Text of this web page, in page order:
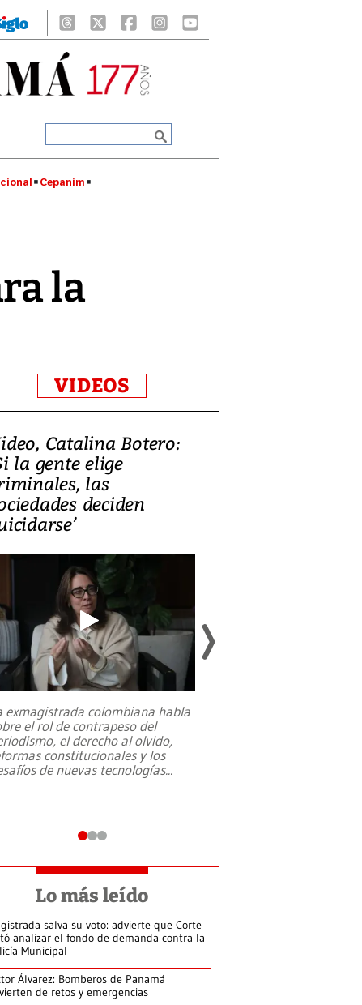
Cepanim
la
VIDEOS
Catalina Botero:
la gente elige
las
deciden
exmagistrada colombiana habla
el rol de contrapeso del
el derecho al olvido,
constitucionales y los
de nuevas tecnologías...
Lo más leído
salva su voto: advierte que Corte
analizar el fondo de demanda contra la
Municipal
Álvarez: Bomberos de Panamá
de retos y emergencias